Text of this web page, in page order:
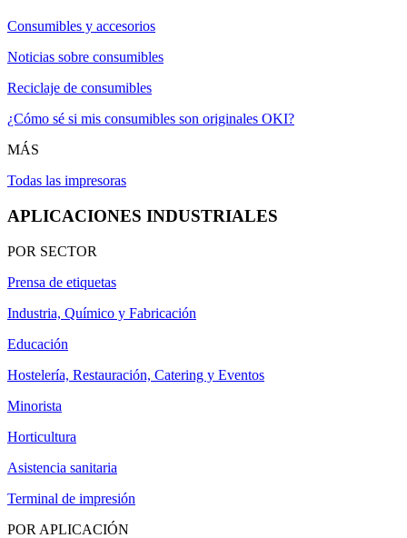
Consumibles y accesorios
Noticias sobre consumibles
Reciclaje de consumibles
¿Cómo sé si mis consumibles son originales OKI?
MÁS
Todas las impresoras
APLICACIONES INDUSTRIALES
POR SECTOR
Prensa de etiquetas
Industria, Químico y Fabricación
Educación
Hostelería, Restauración, Catering y Eventos
Minorista
Horticultura
Asistencia sanitaria
Terminal de impresión
POR APLICACIÓN